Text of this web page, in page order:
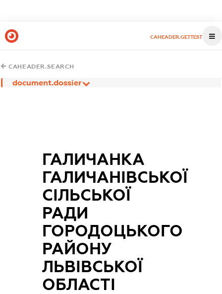
CAHEADER.GETTEST
CAHEADER.SEARCH
document.dossier
ГАЛИЧАНКА
ГАЛИЧАНІВСЬКОЇ
СІЛЬСЬКОЇ
РАДИ
ГОРОДОЦЬКОГО
РАЙОНУ
ЛЬВІВСЬКОЇ
ОБЛАСТІ